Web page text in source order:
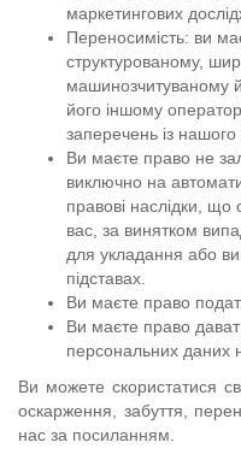
маркетингових
Переносимість: ви
структурованому,
машинозчитуваному
його іншому
заперечень із нашого
Ви маєте право не
виключно на
правові наслідки,
вас, за винятком
для укладання або
підставах.
Ви маєте право
Ви маєте право
персональних даних
Ви можете скористатися
оскарження, забуття,
нас за посиланням